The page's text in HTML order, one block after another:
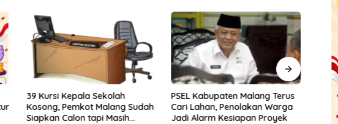
PSEL Kabupaten Malang Terus
Cari Lahan, Penolakan Warga
Jadi Alarm Kesiapan Proyek
Kasus Kekerasan Seksual di
Kabupaten Malang Melonjak,
Satgas Pencegahan Dibentuk